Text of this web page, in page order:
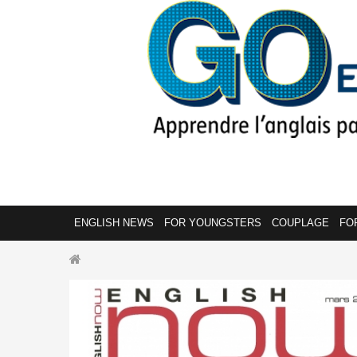
ENGLISH NEWS FOR YOUNGSTERS COUPLAGE